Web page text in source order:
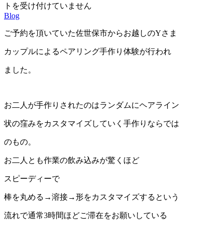
トを受け付けていません
Blog
ご予約を頂いていた佐世保市からお越しのYさま
カップルによるペアリング手作り体験が行われ
ました。
お二人が手作りされたのはランダムにヘアライン
状の窪みをカスタマイズしていく手作りならでは
のもの。
お二人とも作業の飲み込みが驚くほど
スピーディーで
棒を丸める→溶接→形をカスタマイズするという
流れで通常3時間ほどご滞在をお願いしている